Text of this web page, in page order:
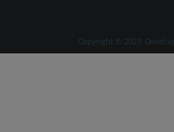
Copyright © 2023